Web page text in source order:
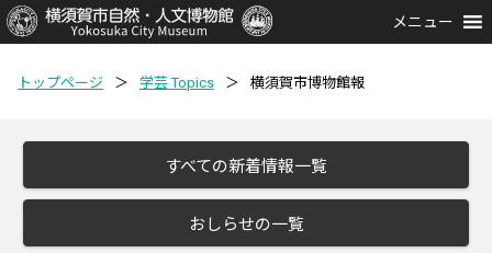
メニュー
トップページ ＞ 学芸 Topics ＞ 横須賀市博物館報
すべての新着情報一覧
おしらせの一覧